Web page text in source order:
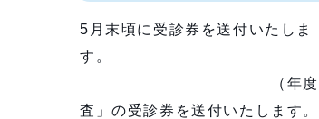
5月末頃に受診券を送付いたしま
（年度内に75歳になる
査」の受診券を送付いた